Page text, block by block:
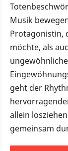
Musik
Protagonistin,
möchte, als
geht der
allein
gemeinsam